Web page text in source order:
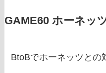
GAME60 ホーネッ
BtoBでホーネッツとの